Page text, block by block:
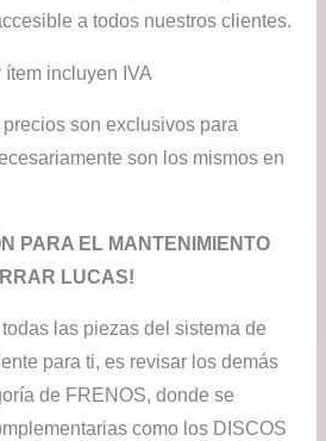
a todos nuestros clientes.
incluyen IVA
son exclusivos para
son los mismos en
PARA EL MANTENIMIENTO
LUCAS!
las piezas del sistema de
para ti, es revisar los demás
de FRENOS, donde se
como los DISCOS